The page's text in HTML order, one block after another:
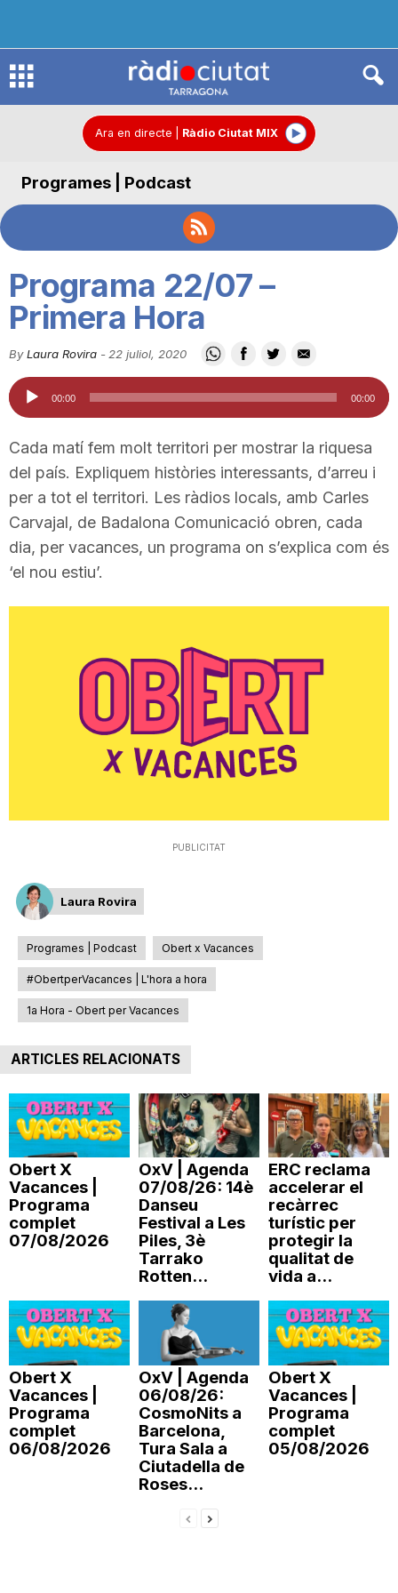
R
d
C
i
u
r
a
g
o
n
Ara en directe Ràdio Ciutat MIX
Programes | Podcast
Programa 22/07 –
Primera Hora
By Laura Rovira - 22 juliol, 2020
Reproductor
d'àudio
00:00 00:00
Cada matí fem molt territori per mostrar la riquesa
del país. Expliquem històries interessants, d’arreu i
per a tot el territori. Les ràdios locals, amb Carles
Carvajal, de Badalona Comunicació obren, cada
dia, per vacances, un programa on s’explica com és
‘el nou estiu’.
PUBLICITAT
Laura Rovira
Programes | Podcast Obert x Vacances
#ObertperVacances | L'hora a hora
1a Hora - Obert per Vacances
ARTICLES RELACIONATS
Obert X
Vacances |
Programa
complet
07/08/2026
OxV | Agenda
07/08/26: 14è
Danseu
Festival a Les
Piles, 3è
Tarrako
Rotten...
ERC reclama
accelerar el
recàrrec
turístic per
protegir la
qualitat de
vida a...
Obert X
Vacances |
Programa
complet
06/08/2026
OxV | Agenda
06/08/26:
CosmoNits a
Barcelona,
Tura Sala a
Ciutadella de
Roses...
Obert X
Vacances |
Programa
complet
05/08/2026